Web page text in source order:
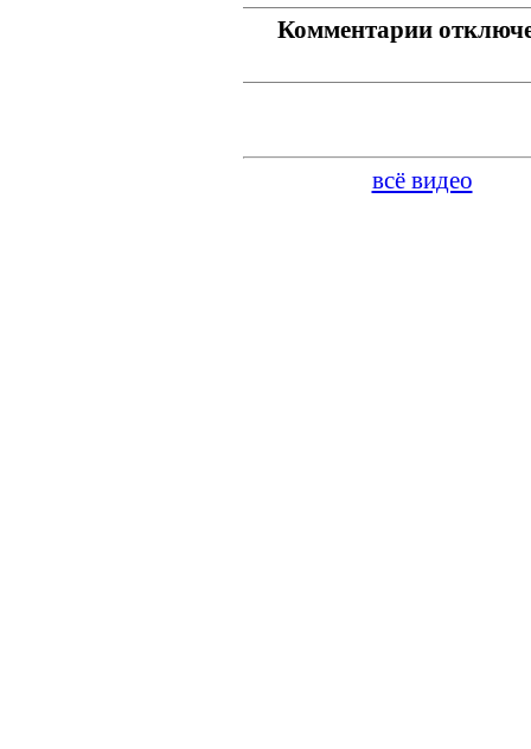
Комментарии
всё видео